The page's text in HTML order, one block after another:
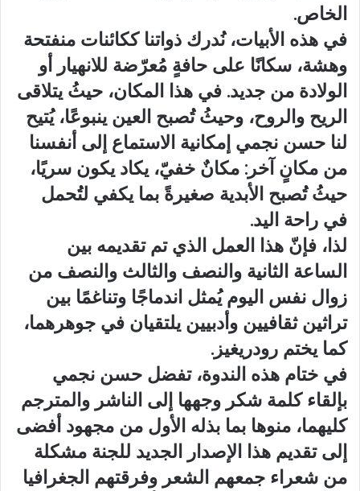
الخاص.
في هذه الأبيات، نُدرك ذواتنا ككائنات منفتحة
وهشة، سكانًا على حافةٍ مُعرّضة للانهيار أو
الولادة من جديد. في هذا المكان، حيثُ يتلاقى
الريح والروح، وحيثُ تُصبح العين ينبوعًا، يُتيح
لنا حسن نجمي إمكانية الاستماع إلى أنفسنا
من مكانٍ آخر: مكانٌ خفيّ، يكاد يكون سريًا،
حيثُ تُصبح الأبدية صغيرةً بما يكفي لتُحمل
في راحة اليد.
لذا، فإنّ هذا العمل الذي تم تقديمه بين
الساعة الثانية والنصف والثالث والنصف من
زوال نفس اليوم يُمثل اندماجًا وتناغمًا بين
تراثين ثقافيين وأدبيين يلتقيان في جوهرهما،
كما يختم رودريغيز.
في ختام هذه الندوة، تفضل حسن نجمي
بإلقاء كلمة شكر وجهها إلى الناشر والمترجم
كليهما، منوها بما بذله الأول من مجهود أفضى
إلى تقديم هذا الإصدار الجديد للجنة مشكلة
من شعراء جمعهم الشعر وفرقتهم الجغرافيا